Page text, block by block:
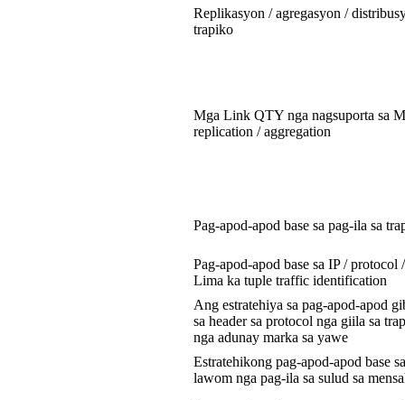
Replikasyon / agregasyon /
trapiko
Mga Link QTY nga nagsuporta sa
replication / aggregation
Pag-apod-apod base sa pag-ila sa
Pag-apod-apod base sa IP / protocol
Lima ka tuple traffic identification
Ang estratehiya sa pag-apod-apod
sa header sa protocol nga giila sa
nga adunay marka sa yawe
Estratehikong pag-apod-apod base sa
lawom nga pag-ila sa sulud sa